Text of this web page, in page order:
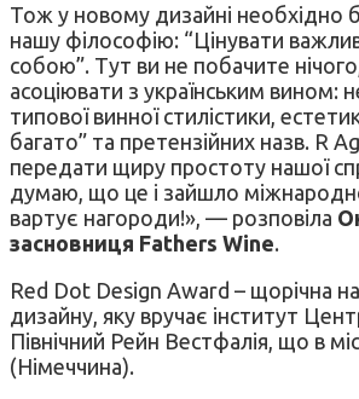
Тож у новому дизайні необхідно
нашу філософію: “Цінувати
собою”. Тут ви не побачите
асоціювати з українським вином:
типової винної стилістики,
багато” та претензійних назв. R
передати щиру простоту нашої
думаю, що це і зайшло
вартує нагороди!», — розповіла
засновниця Fathers Wine.
Red Dot Design Award – щорічна
дизайну, яку вручає інститут
Північний Рейн Вестфалія, що в
(Німеччина).